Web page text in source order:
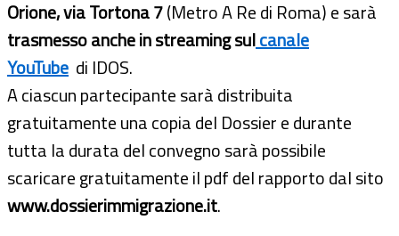
Orione, via Tortona 7(Metro A Re di Roma) e sarà
trasmesso anche in streaming sulcanale
YouTube di IDOS.
A ciascun partecipante sarà distribuita
gratuitamente una copia del Dossier e durante
tutta la durata del convegno sarà possibile
scaricare gratuitamente il pdf del rapporto dal sito
www.dossierimmigrazione.it.